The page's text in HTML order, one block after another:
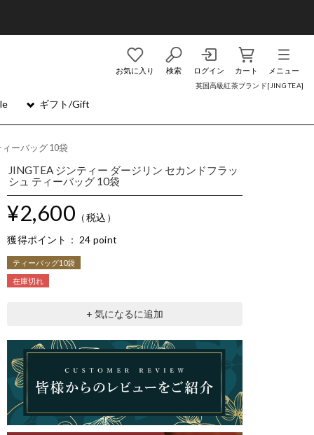
英国高級紅茶ブランド[JING TEA]
お気に入り 検索 ログイン カート メニュー
ギフト/Gift
ーバッグ 10袋
JINGTEA ジンティー ダージリン セカンドフラッ
シュ ティーバッグ 10袋
¥2,600 （税込）
獲得ポイント： 24 point
ティーバッグ10袋
在庫切れ
+ 気になるに追加